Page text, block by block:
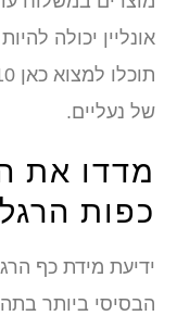
אונליין יכולה
של נעליים.
מדדו את
כפות
ידיעת מידת כף
הבסיסי ביותר